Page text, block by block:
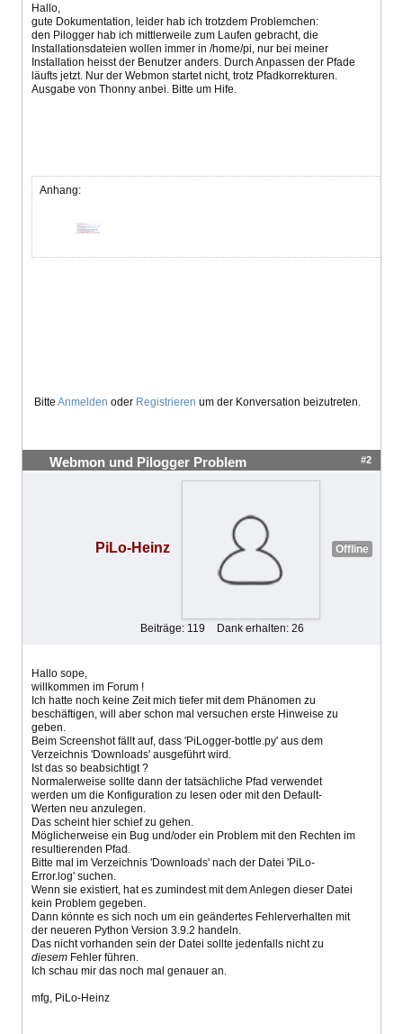
Hallo,
gute Dokumentation, leider hab ich trotzdem Problemchen:
den Pilogger hab ich mittlerweile zum Laufen gebracht, die
Installationsdateien wollen immer in /home/pi, nur bei meiner
Installation heisst der Benutzer anders. Durch Anpassen der Pfade
läufts jetzt. Nur der Webmon startet nicht, trotz Pfadkorrekturen.
Ausgabe von Thonny anbei. Bitte um Hife.
Anhang:
Bitte Anmelden oder Registrieren um der Konversation beizutreten.
Webmon und Pilogger Problem #2
PiLo-Heinz Offline
Beiträge: 119 Dank erhalten: 26
Hallo sope,
willkommen im Forum !
Ich hatte noch keine Zeit mich tiefer mit dem Phänomen zu
beschäftigen, will aber schon mal versuchen erste Hinweise zu
geben.
Beim Screenshot fällt auf, dass 'PiLogger-bottle.py' aus dem
Verzeichnis 'Downloads' ausgeführt wird.
Ist das so beabsichtigt ?
Normalerweise sollte dann der tatsächliche Pfad verwendet
werden um die Konfiguration zu lesen oder mit den Default-
Werten neu anzulegen.
Das scheint hier schief zu gehen.
Möglicherweise ein Bug und/oder ein Problem mit den Rechten im
resultierenden Pfad.
Bitte mal im Verzeichnis 'Downloads' nach der Datei 'PiLo-
Error.log' suchen.
Wenn sie existiert, hat es zumindest mit dem Anlegen dieser Datei
kein Problem gegeben.
Dann könnte es sich noch um ein geändertes Fehlerverhalten mit
der neueren Python Version 3.9.2 handeln.
Das nicht vorhanden sein der Datei sollte jedenfalls nicht zu
diesem Fehler führen.
Ich schau mir das noch mal genauer an.
mfg, PiLo-Heinz